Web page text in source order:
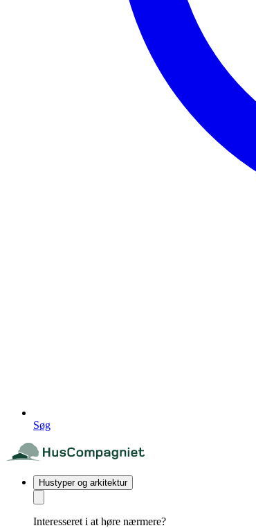
Søg
Hustyper og arkitektur
Interesseret i at høre nærmere?